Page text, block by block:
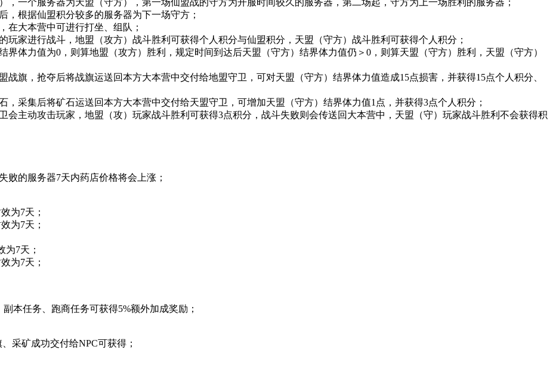
，根据仙盟积分较多的服务器为下一场守方；
在大本营中可进行打坐、组队；
玩家进行战斗， 地盟（攻方） 战斗胜利可获得个人积分与仙盟积分， 天盟（守方） 战斗胜利可获得个人积分 ；
界体力值为0 ，则算地盟（攻方）胜利，规定时间到达后天盟（守方） 结界体力值仍＞0 ，则算天盟（守方）胜利，天盟（守方）
战旗，抢夺后将战旗运送回本方大本营中交付给地盟守卫，可对天盟（守方）结界体力值造成15点损害，并获得15点个人积分、
，采集后将矿石运送回本方大本营中交付给天盟守卫，可增加天盟（守方）结界体力值1点，并获得3点个人积分；
会主动攻击玩家，地盟（攻）玩家战斗胜利可获得3点积分，战斗失败则会传送回大本营中，天盟（守）玩家战斗胜利不会获得积
败的服务器7天内药店价格将会上涨；
效为7天 ；
效为7天 ；
为7天 ；
效为7天 ；
副本任务、跑商任务可获得5%额外加成奖励；
采矿成功交付给NPC可获得；